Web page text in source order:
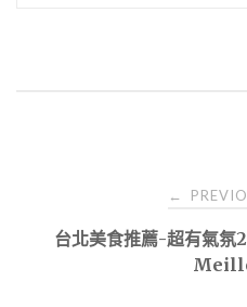
navigation
←
台北美食推薦-超有氣